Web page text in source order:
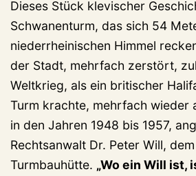
Dieses Stück klevischer
Schwanenturm, das sich 54
niederrheinischen Himmel
der Stadt, mehrfach zerstört,
Weltkrieg, als ein britischer
Turm krachte, mehrfach wieder
in den Jahren 1948 bis 1957,
Rechtsanwalt Dr. Peter Will,
Turmbauhütte. „Wo ein Will ist,